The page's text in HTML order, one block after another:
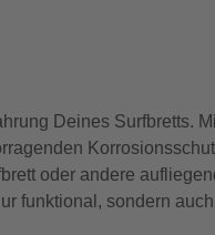
Deines Surfbretts.
oder andere
funktional, sondern auch